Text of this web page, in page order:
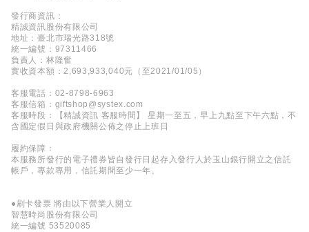
發行商資訊：
精誠資訊股份有限公司
地址：臺北市瑞光路318號
統一編號：97311466
負責人：林隆奮
實收資本額：2,693,933,040元（至2021/01/05）
客服電話：02-8798-6963
客服信箱：giftshop@systex.com
客服時段：【精誠資訊 客服時間】 星期一至五，早上九點至下午六點，不
含國定假日與政府機關公佈之停止上班日
履約保障：
本服務所發行的電子禮券皆自發行日起存入發行人於玉山銀行開立之信託
帳戶，專款專用，信託期間至少一年。
●刷卡發票 將由以下營業人開立
智慧時尚股份有限公司
統一編號 53520085